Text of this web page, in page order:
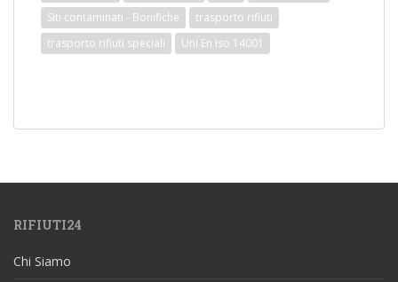
Siti contaminati - Bonifiche
trasporto rifiuti
trasporto rifiuti speciali
Uni En Iso 14001
RIFIUTI24
Chi Siamo